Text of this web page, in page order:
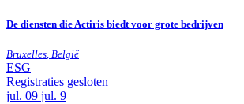
De diensten die Actiris biedt voor grote bedrijven
Bruxelles, België
ESG
Registraties gesloten
jul. 09 jul. 9